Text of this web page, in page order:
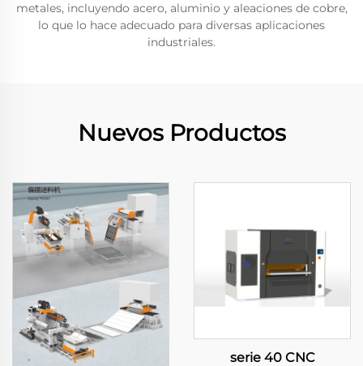
metales, incluyendo acero, aluminio y aleaciones de cobre,
lo que lo hace adecuado para diversas aplicaciones
industriales.
Nuevos Productos
serie 40 CNC